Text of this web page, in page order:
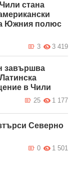
стана
Южния полюс
3 419
3
завършва
в Чили
1 177
25
Северно
1 501
0